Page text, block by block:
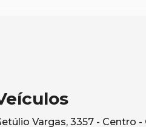
Vargas, 3357 - Centro -